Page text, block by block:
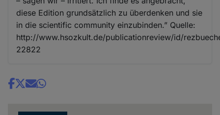
diese Edition grundsätzlich zu überdenken und sie
in die scientific community einzubinden.” Quelle:
http://www.hsozkult.de/publicationreview/id/
22822
Share